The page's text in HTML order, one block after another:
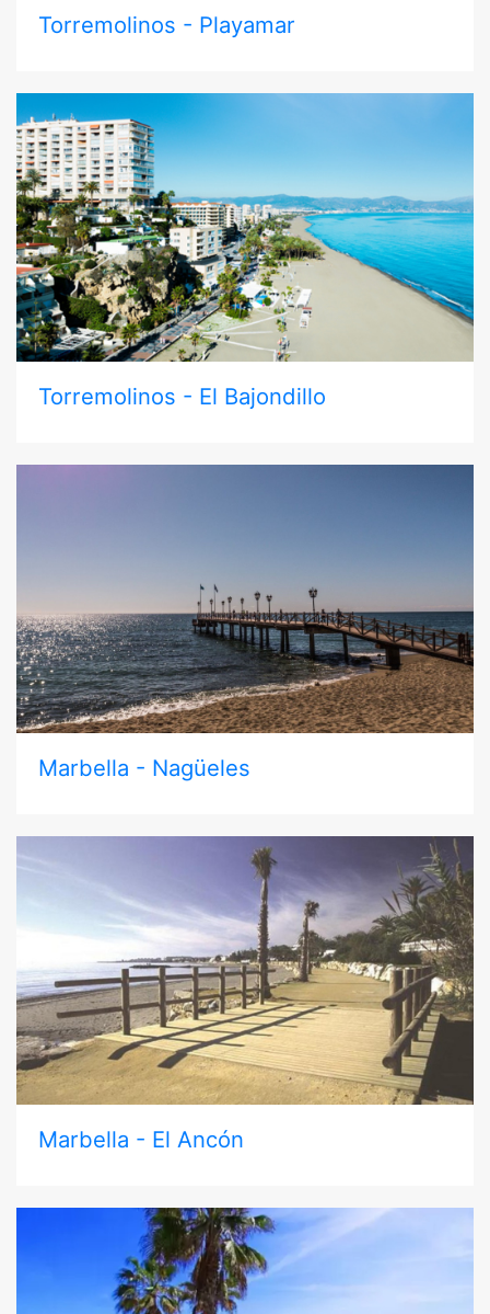
Torremolinos - Playamar
Torremolinos - El Bajondillo
Marbella - Nagüeles
Marbella - El Ancón